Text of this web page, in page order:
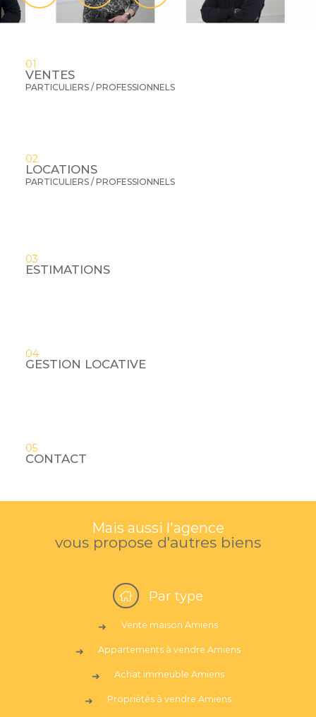
01
VENTES
PARTICULIERS / PROFESSIONNELS
02
LOCATIONS
PARTICULIERS / PROFESSIONNELS
03
ESTIMATIONS
04
GESTION LOCATIVE
05
CONTACT
Mais aussi l'agence
vous propose d'autres biens
Par type
Vente maison Amiens
Appartements à vendre Amiens
Achat immeuble Amiens
Propriétés à vendre Amiens